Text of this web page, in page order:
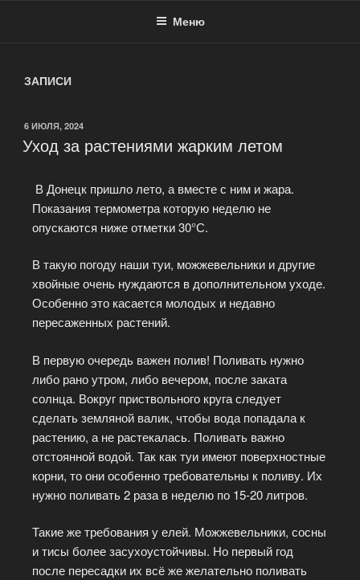
Меню
ЗАПИСИ
6 ИЮЛЯ, 2024
Уход за растениями жарким летом
В Донецк пришло лето, а вместе с ним и жара.
Показания термометра которую неделю не
опускаются ниже отметки 30°С.
В такую погоду наши туи, можжевельники и другие
хвойные очень нуждаются в дополнительном уходе.
Особенно это касается молодых и недавно
пересаженных растений.
В первую очередь важен полив! Поливать нужно
либо рано утром, либо вечером, после заката
солнца. Вокруг приствольного круга следует
сделать земляной валик, чтобы вода попадала к
растению, а не растекалась. Поливать важно
отстоянной водой. Так как туи имеют поверхностные
корни, то они особенно требовательны к поливу. Их
нужно поливать 2 раза в неделю по 15-20 литров.
Такие же требования у елей. Можжевельники, сосны
и тисы более засухоустойчивы. Но первый год
после пересадки их всё же желательно поливать